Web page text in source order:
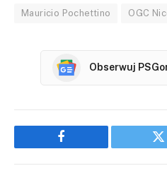
Mauricio Pochettino OGC
Obserwuj
Facebook